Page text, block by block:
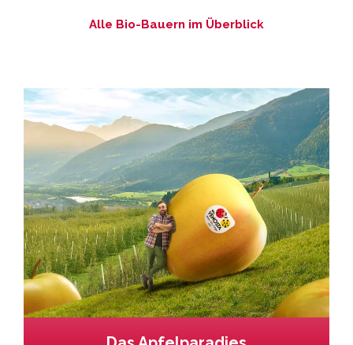
Alle Bio-Bauern im Überblick